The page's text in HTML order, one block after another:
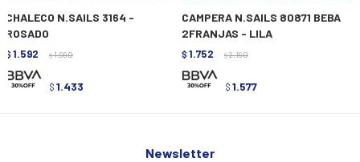
CHALECO N.SAILS 3164 -
ROSADO
$ 1.592 $ 1.990
$ 1.433
CAMPERA N.SAILS 80871 BEBA
2FRANJAS - LILA
$ 1.752 $ 2.190
$ 1.577
Newsletter